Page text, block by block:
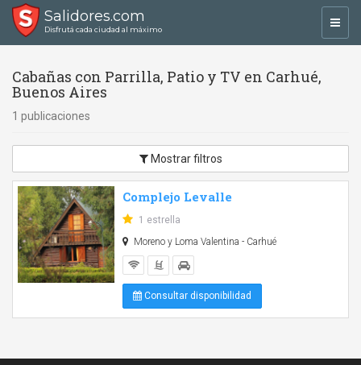
Salidores.com
Disfrutá cada ciudad al máximo
Cabañas con Parrilla, Patio y TV en Carhué,
Buenos Aires
1 publicaciones
Mostrar filtros
Complejo Levalle
1 estrella
Moreno y Loma Valentina - Carhué
Consultar disponibilidad